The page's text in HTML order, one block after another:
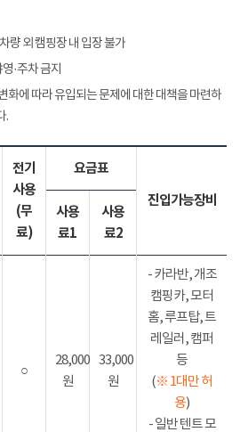
량 외 캠핑장 내 입장 불가
·주차 금지
화에 따라 유입되는 문제에 대한 대책을 마련하
.
전기
사용
(무
료)
요금표
진입가능장비
사용
료1
사용
료2
○
28,000
원
33,000
원
- 카라반, 개조
캠핑카, 모터
홈, 루프탑, 트
레일러, 캠퍼
등
(※ 1대만 허
용)
- 일반 텐트 모